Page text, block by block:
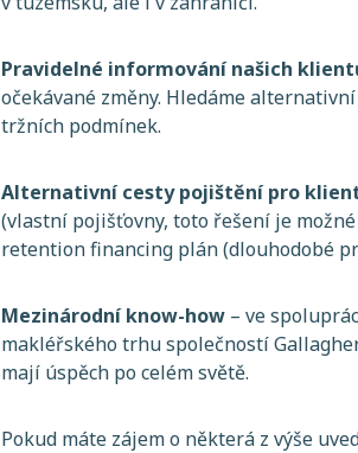
Pravidelné informování našich
očekávané změny. Hledáme
tržních podmínek.
Alternativní cesty pojištění pro
(vlastní pojišťovny, toto řešení je
retention financing plán (dlouhodobé
Mezinárodní know-how – ve
makléřského trhu společností
mají úspěch po celém světě.
Pokud máte zájem o některá z výše